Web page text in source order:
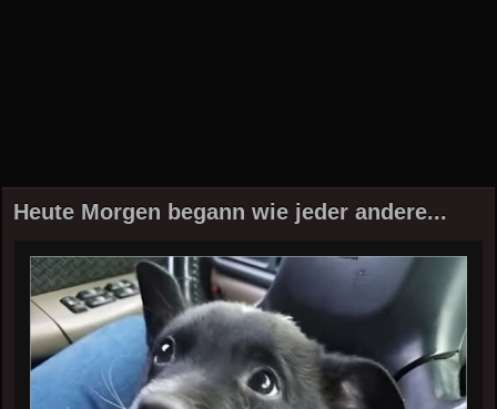
Heute Morgen begann wie jeder andere...